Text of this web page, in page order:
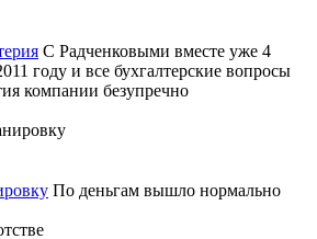
С Радченковыми вместе уже 4
году и все бухгалтерские вопросы
компании безупречно
По деньгам вышло нормально